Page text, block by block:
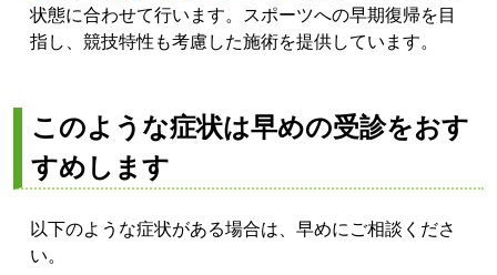
状態に合わせて行います。スポーツへの早期復帰を目
指し、競技特性も考慮した施術を提供しています。
このような症状は早めの受診をおす
すめします
以下のような症状がある場合は、早めにご相談くださ
い。